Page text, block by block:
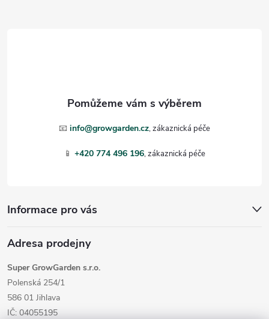
📧 info@growgarden.cz
📱 +420 774 496 196
Informace pro vás
Adresa prodejny
Super GrowGarden s.r.o.
Polenská 254/1
586 01 Jihlava
IČ: 04055195